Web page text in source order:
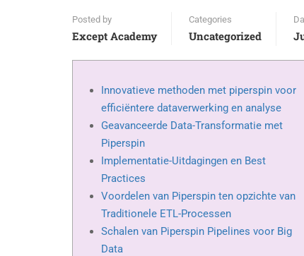
Posted by
Except Academy
Categories
Uncategorized
Innovatieve methoden met piperspin voor
efficiëntere dataverwerking en analyse
Geavanceerde Data-Transformatie met
Piperspin
Implementatie-Uitdagingen en Best
Practices
Voordelen van Piperspin ten opzichte van
Traditionele ETL-Processen
Schalen van Piperspin Pipelines voor Big
Data